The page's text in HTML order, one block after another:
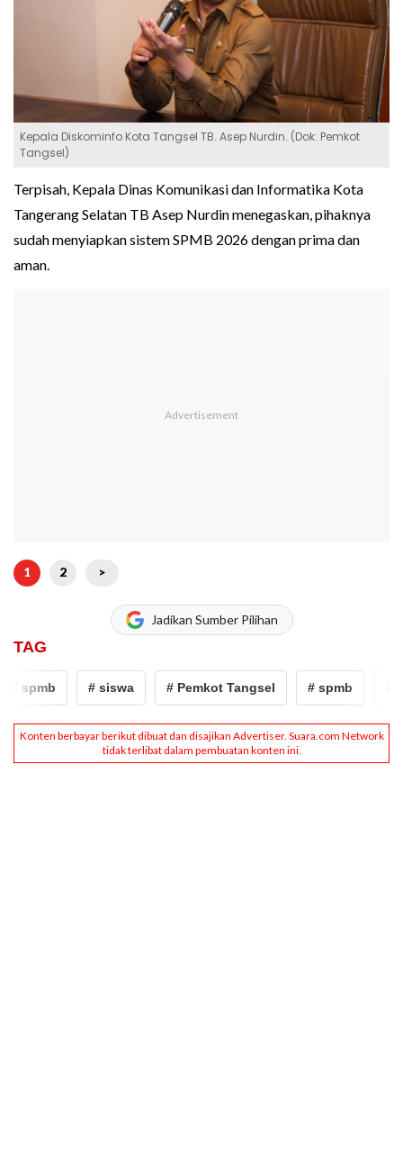
Kepala Diskominfo Kota Tangsel TB. Asep Nurdin. (Dok: Pemkot
Tangsel)
Terpisah, Kepala Dinas Komunikasi dan Informatika Kota
Tangerang Selatan TB Asep Nurdin menegaskan, pihaknya
sudah menyiapkan sistem SPMB 2026 dengan prima dan
aman.
1 2 >
Jadikan Sumber Pilihan
TAG
# spmb # siswa # Pemkot Tangsel # spmb